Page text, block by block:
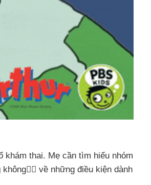
khám thai. Mẹ cần tìm hiểu nhóm
về những điều kiện dành